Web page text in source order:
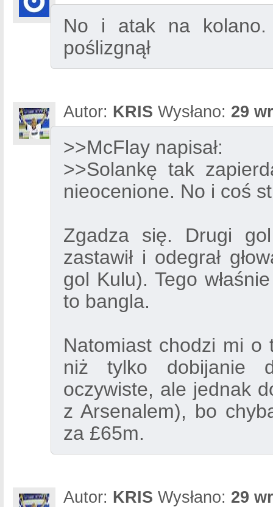
No i atak na kolano.
poślizgnął
Autor: KRIS Wysłano: 29
>>McFlay napisał:
>>Solankę tak
nieocenione. No i coś
Zgadza się. Drugi
zastawił i odegrał
gol Kulu). Tego
to bangla.
Natomiast chodzi mi o
niż tylko dobijanie
oczywiste, ale jednak
z Arsenalem), bo
za £65m.
Autor: KRIS Wysłano: 29